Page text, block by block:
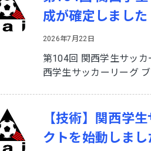
成が確定しました
2026年7月22日
第104回 関西学生サッ
西学生サッカーリーグ
【技術】関西学
クトを始動しまし